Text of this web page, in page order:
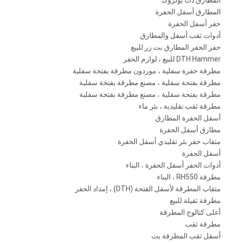
المطارق أسفل الحفرة
حفر أسفل الحفرة
أدوات ثقب أسفل والمطارق
حفر الحفر المطارق بت زر للبيع
DTH Hammer للبيع ، لوازم الحفر
مطرقة حفرة سفلية ، موردون مطرقة بفتحة سفلية
مطرقة بفتحة سفلية ، مصنع مطرقة بفتحة سفلية
مطرقة بفتحة سفلية ، مصنع مطرقة بفتحة سفلية
مطرقة ثقب تقليدية ، بئر ماء
أسفل الحفرة المطارق
مطارق أسفل الحفرة
مثقاب حفر بئر تقليدي أسفل الحفرة
أسفل الحفرة
أدوات الحفر أسفل الحفرة ، البناء
مطرقة RH550 ، البناء
مثقاب المطرقة لأسفل الفتحة (DTH) ، إمداد الحفر
مطرقة ثقيلة للبيع
أعلى كتالوج المطرقة
مطرقة ثقب
أسفل ثقب المطرقة بت